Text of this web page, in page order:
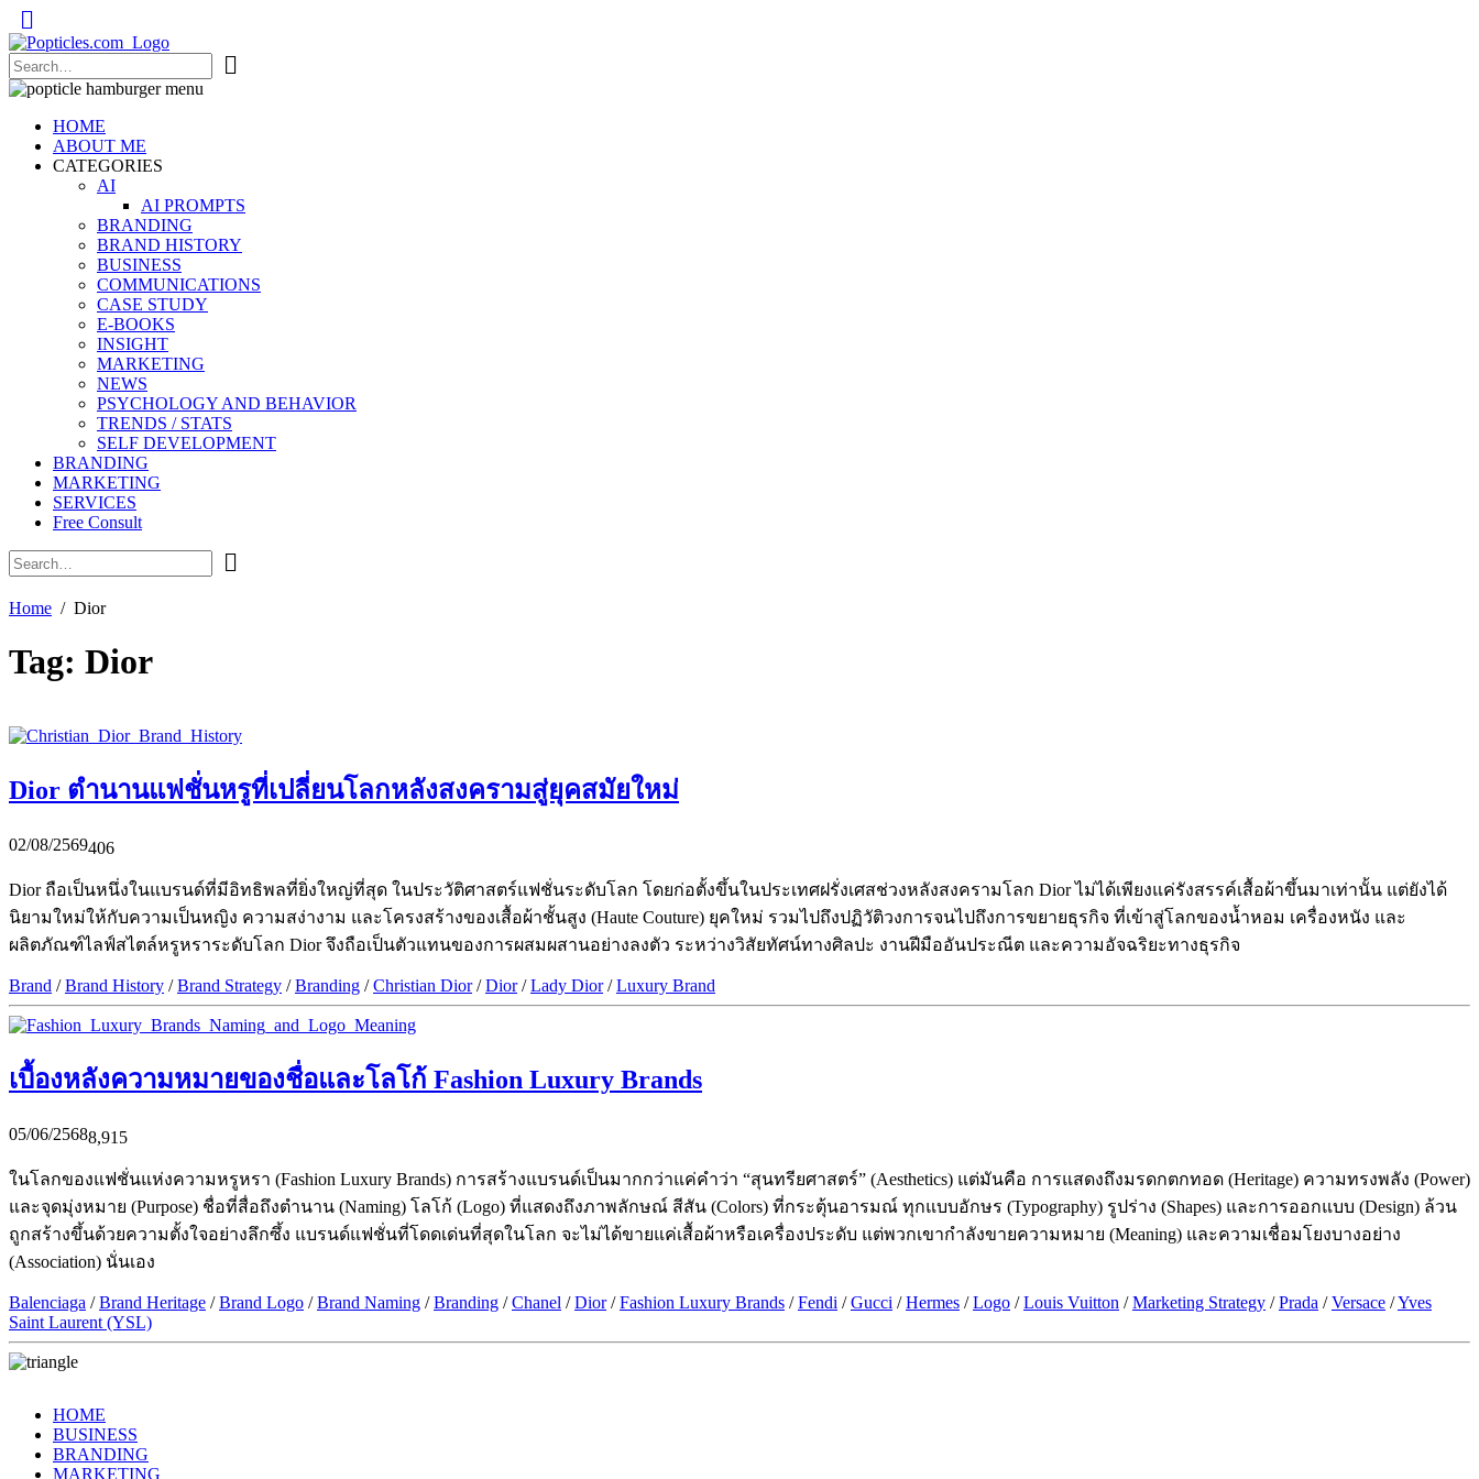
Popticles.com
HOME
ABOUT ME
CATEGORIES
AI
AI PROMPTS
BRANDING
BRAND HISTORY
BUSINESS
COMMUNICATIONS
CASE STUDY
E-BOOKS
INSIGHT
MARKETING
NEWS
PSYCHOLOGY AND BEHAVIOR
TRENDS / STATS
SELF DEVELOPMENT
BRANDING
MARKETING
SERVICES
Free Consult
Home Dior
Tag: Dior
Dior ตำนานแฟชั่นหรูที่เปลี่ยนโลกหลังสงครามสู่ยุคสมัยใหม่
02/08/2569406
Dior ถือเป็นหนึ่งในแบรนด์ที่มีอิทธิพลที่ยิ่งใหญ่ที่สุด ในประวัติศาสตร์แฟชั่นระดับโลก โดยก่อตั้งขึ้นในประเทศฝรั่งเศสช่วงหลังสงครามโลก Dior ไม่ได้เพียงแค่รังสรรค์เสื้อผ้าขึ้นมาเท่านั้น แต่ยังได้
นิยามใหม่ให้กับความเป็นหญิง ความสง่างาม และโครงสร้างของเสื้อผ้าชั้นสูง (Haute Couture) ยุคใหม่ รวมไปถึงปฏิวัติวงการจนไปถึงการขยายธุรกิจ ที่เข้าสู่โลกของน้ำหอม เครื่องหนัง และ
ผลิตภัณฑ์ไลฟ์สไตล์หรูหราระดับโลก Dior จึงถือเป็นตัวแทนของการผสมผสานอย่างลงตัว ระหว่างวิสัยทัศน์ทางศิลปะ งานฝีมืออันประณีต และความอัจฉริยะทางธุรกิจ
Brand /Brand History /Brand Strategy /Branding /Christian Dior/Dior/Lady Dior/Luxury Brand
เบื้องหลังความหมายของชื่อและโลโก้ Fashion Luxury Brands
05/06/25688,915
ในโลกของแฟชั่นแห่งความหรูหรา (Fashion Luxury Brands) การสร้างแบรนด์เป็นมากกว่าแค่คำว่า “สุนทรียศาสตร์” (Aesthetics) แต่มันคือ การแสดงถึงมรดกตกทอด (Heritage) ความทรงพลัง (Power)
และจุดมุ่งหมาย (Purpose) ชื่อที่สื่อถึงตำนาน (Naming) โลโก้ (Logo) ที่แสดงถึงภาพลักษณ์ สีสัน (Colors) ที่กระตุ้นอารมณ์ ทุกแบบอักษร (Typography) รูปร่าง (Shapes) และการออกแบบ (Design) ล้วน
ถูกสร้างขึ้นด้วยความตั้งใจอย่างลึกซึ้ง แบรนด์แฟชั่นที่โดดเด่นที่สุดในโลก จะไม่ได้ขายแค่เสื้อผ้าหรือเครื่องประดับ แต่พวกเขากำลังขายความหมาย (Meaning) และความเชื่อมโยงบางอย่าง
(Association) นั่นเอง
Balenciaga /Brand Heritage /Brand Logo /Brand Naming /Branding /Chanel /Dior/Fashion Luxury Brands /Fendi /Gucci /Hermes /Logo /Louis Vuitton /Marketing Strategy /Prada /Versace /Yves
Saint Laurent (YSL)
HOME
BUSINESS
BRANDING
MARKETING